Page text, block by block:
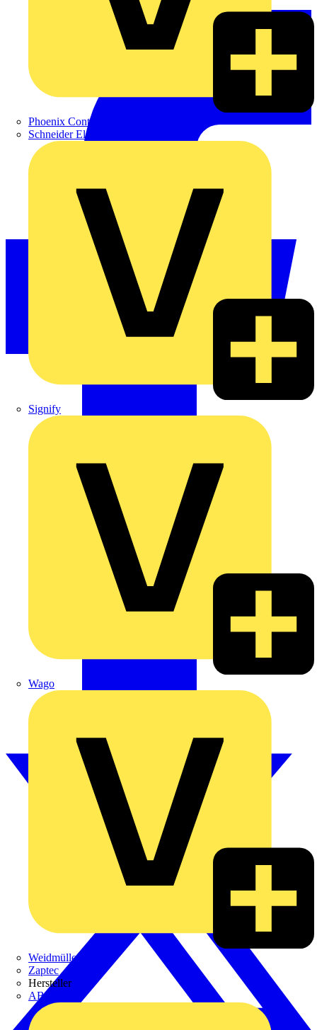
Phoenix Contact
Schneider Electric
Signify
Wago
Weidmüller
Zaptec
Hersteller
ABB